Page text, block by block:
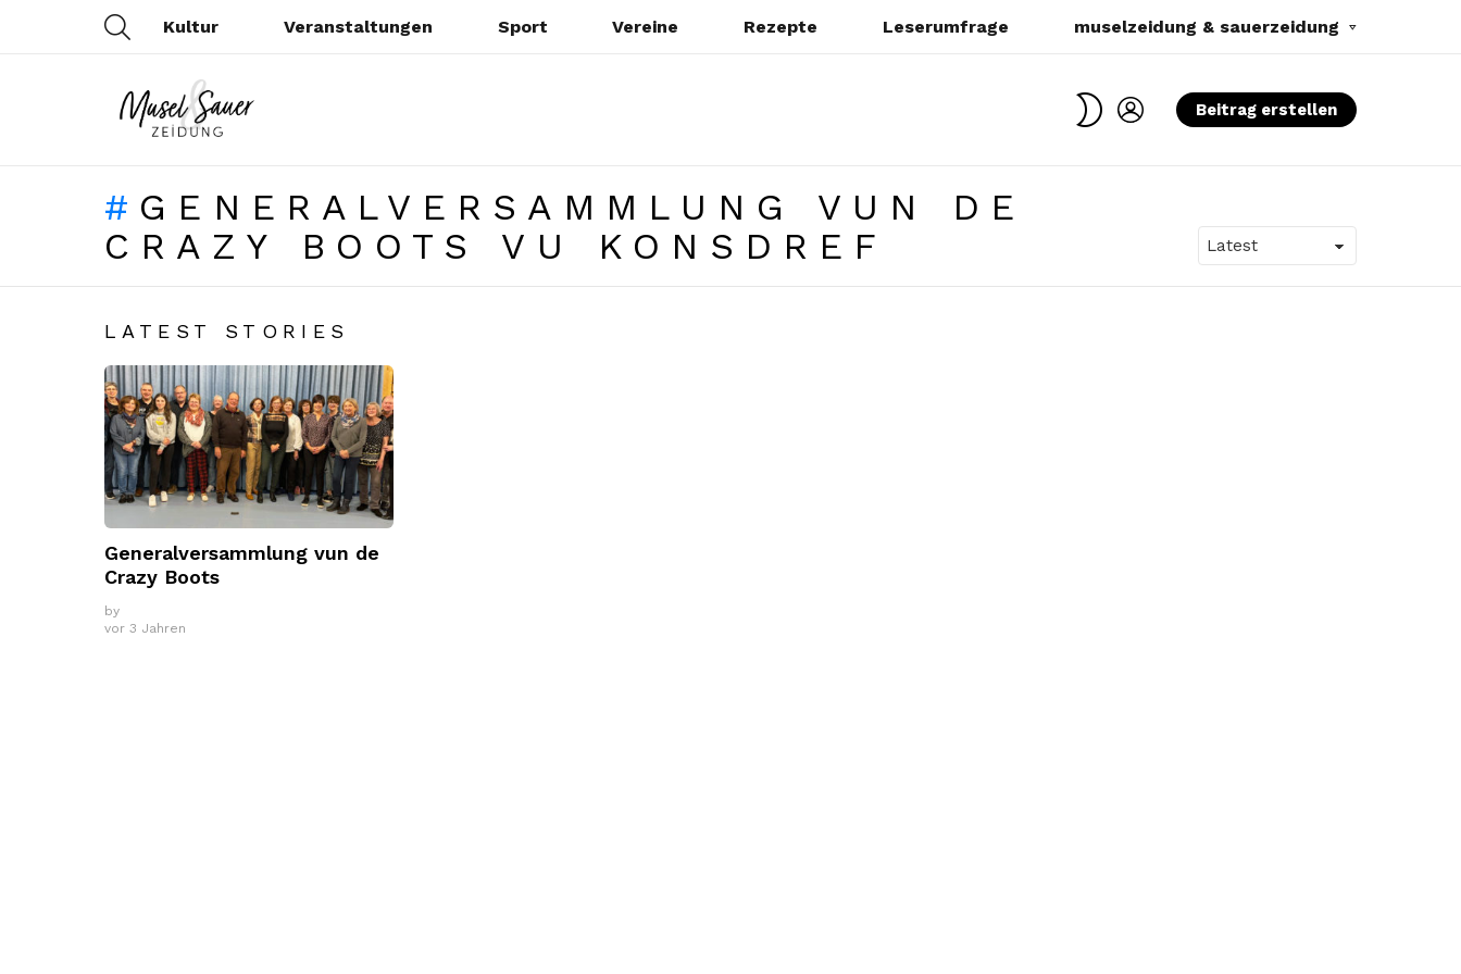
Kultur Veranstaltungen Sport Vereine Rezepte Leserumfrage muselzeidung & sauerzeidung
SKIN
LOGIN
Beitrag erstellen
GENERALVERSAMMLUNG VUN DE
CRAZY BOOTS VU KONSDREF
LATEST STORIES
Generalversammlung vun de
Crazy Boots
by
vor 3 Jahren